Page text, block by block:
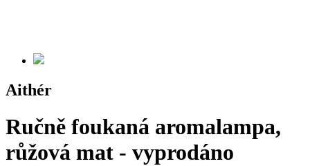
Aithér
Ručně foukaná aromalampa,
růžová mat - vyprodáno